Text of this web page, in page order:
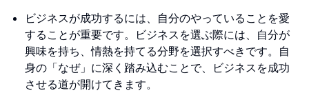
ビジネスが成功するには、自分のやっていることを愛
することが重要です。ビジネスを選ぶ際には、自分が
興味を持ち、情熱を持てる分野を選択すべきです。自
身の「なぜ」に深く踏み込むことで、ビジネスを成功
させる道が開けてきます。